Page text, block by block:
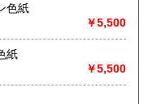
色紙
￥5,500
紙
￥5,500